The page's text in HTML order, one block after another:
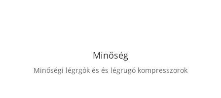
Minőség
Minőségi légrgók és és légrugó kompresszorok